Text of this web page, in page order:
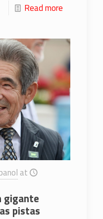
Read more
at
gigante
pistas